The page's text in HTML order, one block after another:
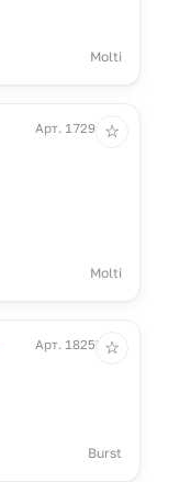
Molti
Арт. 17294.10
Molti
☆
Арт. 18255.30
Burst
☆